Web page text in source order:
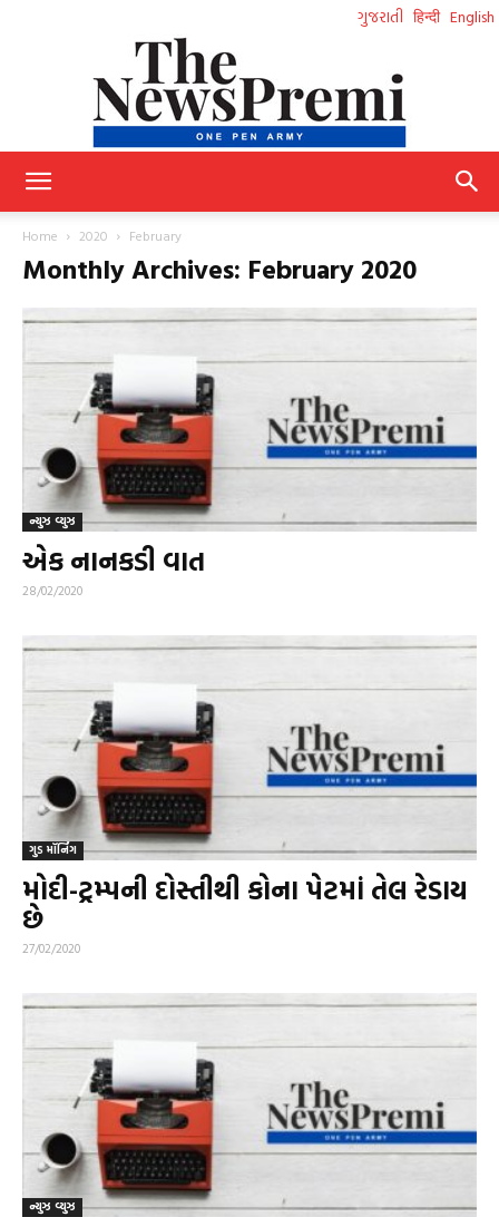
ગુજરાતી हिन्दी English
Home 2020 February
Monthly Archives: February 2020
ન્યુઝ વ્યુઝ
એક નાનકડી વાત
28/02/2020
ગુડ મૉર્નિંગ
મોદી-ટ્રમ્પની દોસ્તીથી કોના પેટમાં તેલ રેડાય
છે
27/02/2020
ન્યુઝ વ્યુઝ